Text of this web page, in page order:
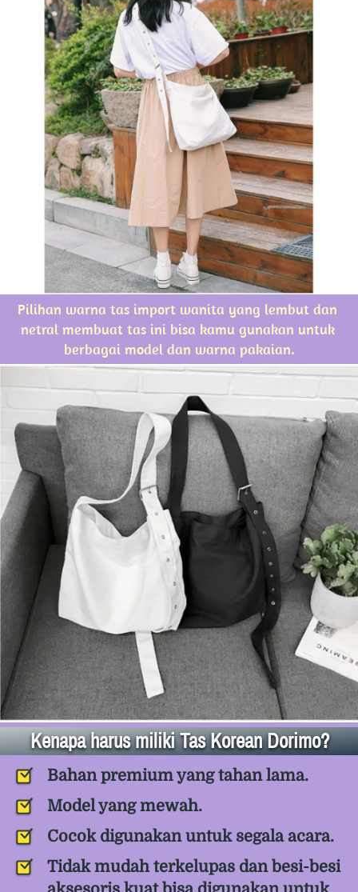
Pilihan warna tas import wanita yang lembut dan
netral membuat tas ini bisa kamu gunakan untuk
berbagai model dan warna pakaian.
Kenapa harus miliki Tas Korean Dorimo?
Bahan premium yang tahan lama.
Model yang mewah.
Cocok digunakan untuk segala acara.
Tidak mudah terkelupas dan besi-besi